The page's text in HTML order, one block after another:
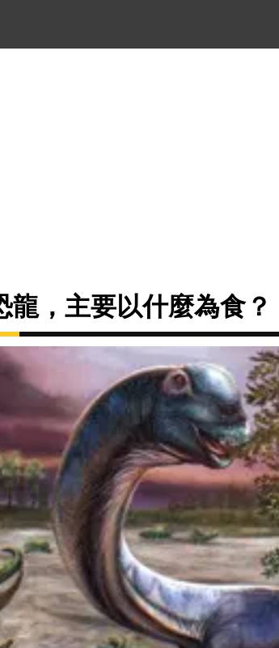
龍，主要以什麼為食？